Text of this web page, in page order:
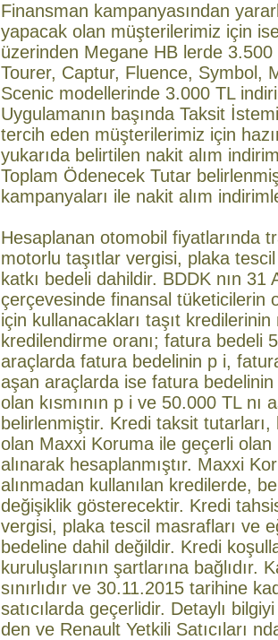
Finansman kampanyasından
yapacak olan müşterilerimiz için
üzerinden Megane HB lerde
Tourer, Captur, Fluence, Symbol,
Scenic modellerinde 3.000 TL
Uygulamanın başında Taksit
tercih eden müşterilerimiz için
yukarıda belirtilen nakit alım
Toplam Ödenecek Tutar
kampanyaları ile nakit alım
Hesaplanan otomobil fiyatlarında
motorlu taşıtlar vergisi, plaka
katkı bedeli dahildir. BDDK nın 31
çerçevesinde finansal tüketicilerin
için kullanacakları taşıt
kredilendirme oranı; fatura bedeli
araçlarda fatura bedelinin p i,
aşan araçlarda ise fatura
olan kısmının p i ve 50.000 TL nı
belirlenmiştir. Kredi taksit
olan Maxxi Koruma ile geçerli olan
alınarak hesaplanmıştır. Maxxi
alınmadan kullanılan kredilerde,
değişiklik gösterecektir. Kredi
vergisi, plaka tescil masrafları ve
bedeline dahil değildir. Kredi
kuruluşlarının şartlarına bağlıdır.
sınırlıdır ve 30.11.2015 tarihine
satıcılarda geçerlidir. Detaylı
den ve Renault Yetkili Satıcıları